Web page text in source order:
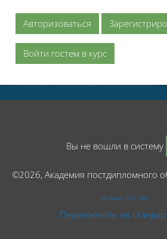
Авторизоваться
Войти гостем в курс
Вы не вошли в систему
©2026, Академия
На базе СЭО 3KL
Переключить на